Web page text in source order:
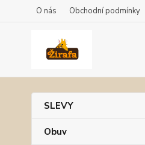
O nás Obchodní podmínky
SLEVY
Obuv